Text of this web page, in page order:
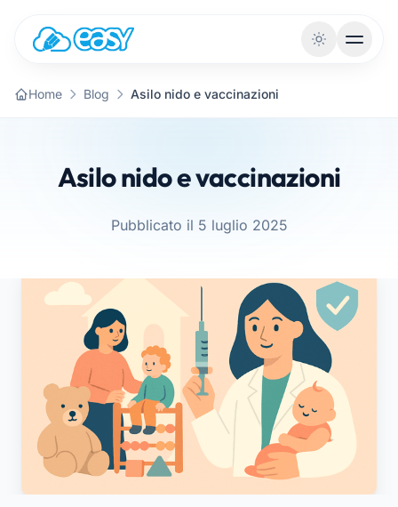
Home Blog Asilo nido e vaccinazioni
Asilo nido e vaccinazioni
Pubblicato il 5 luglio 2025